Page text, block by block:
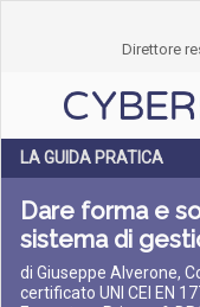
Direttore
LA GUIDA PRATICA
Dare forma e
sistema di
di Giuseppe Alverone,
certificato UNI CEI EN